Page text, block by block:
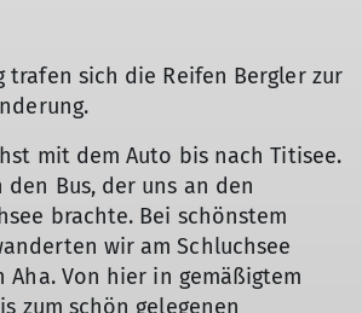
trafen sich die Reifen Bergler zur
mit dem Auto bis nach Titisee.
den Bus, der uns an den
brachte. Bei schönstem
wir am Schluchsee
Aha. Von hier in gemäßigtem
zum schön gelegenen